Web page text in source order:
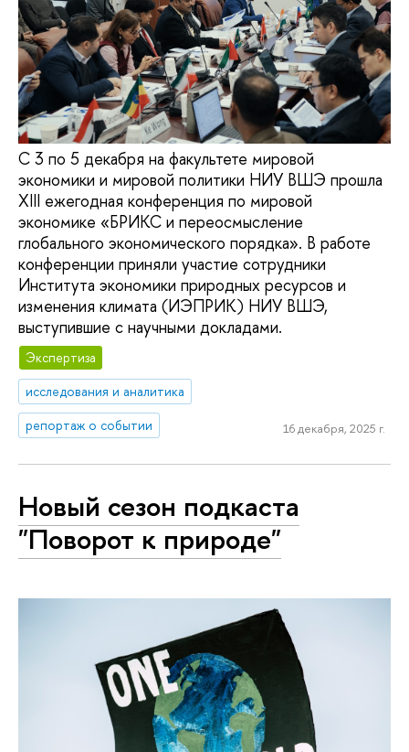
С 3 по 5 декабря на факультете мировой
экономики и мировой политики НИУ ВШЭ прошла
XIII ежегодная конференция по мировой
экономике «БРИКС и переосмысление
глобального экономического порядка». В работе
конференции приняли участие сотрудники
Института экономики природных ресурсов и
изменения климата (ИЭПРИК) НИУ ВШЭ,
выступившие с научными докладами.
Экспертиза
исследования и аналитика
репортаж о событии
16 декабря, 2025 г.
Новый сезон подкаста
"Поворот к природе"